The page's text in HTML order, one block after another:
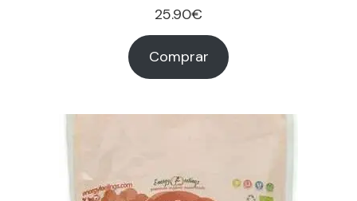
25.90€
Comprar